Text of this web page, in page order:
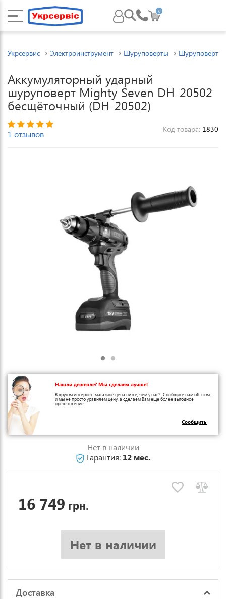
0
Укрсервис Электроинструмент Шуруповерты Шуруповерты
Аккумуляторный ударный
шуруповерт Mighty Seven DH-20502
бесщёточный (DH-20502)
1 отзывов Код товара: 1830
Нашли дешевле? Мы сделаем лучше!
В другом интернет-магазине цена ниже, чем у нас?! Сообщите нам об этом,
и мы не просто уравняем цену, а сделаем Вам еще более выгодное
предложение.
Сообщить
Нет в наличии
Гарантия: 12 мес.
16 749 грн.
Нет в наличии
Доставка